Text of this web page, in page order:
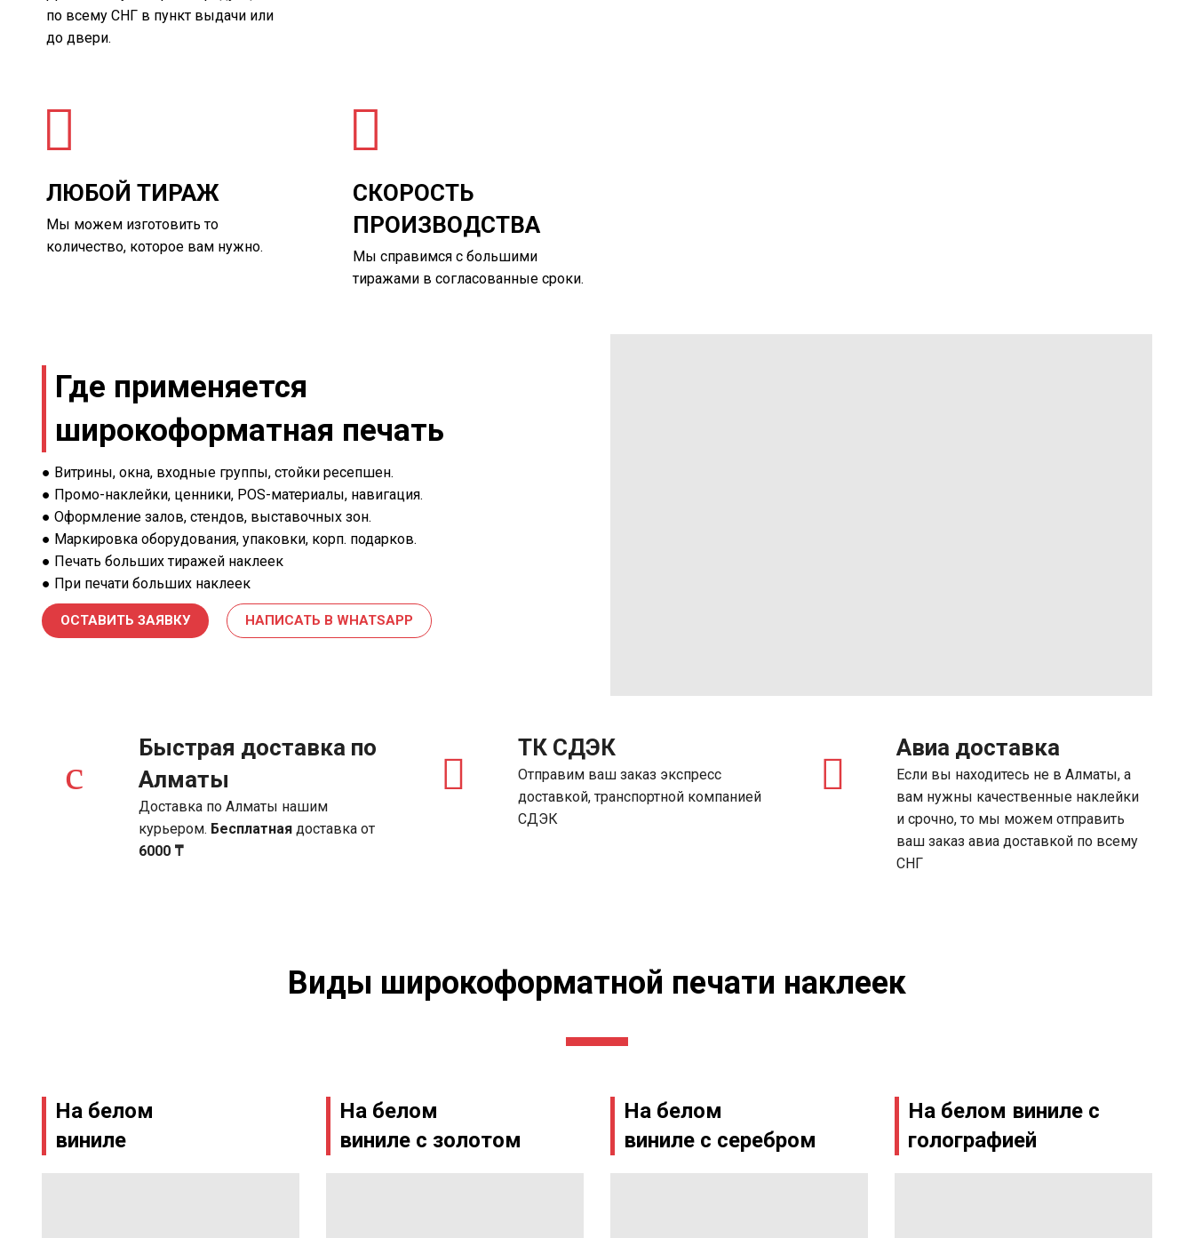
по всему СНГ в пункт выдачи или
до двери.
ЛЮБОЙ ТИРАЖ
Мы можем изготовить то
количество, которое вам нужно.
СКОРОСТЬ
ПРОИЗВОДСТВА
Мы справимся с большими
тиражами в согласованные сроки.
Где применяется
широкоформатная печать
● Витрины, окна, входные группы, стойки ресепшен.
● Промо-наклейки, ценники, POS-материалы, навигация.
● Оформление залов, стендов, выставочных зон.
● Маркировка оборудования, упаковки, корп. подарков.
● Печать больших тиражей наклеек
● При печати больших наклеек
ОСТАВИТЬ ЗАЯВКУ НАПИСАТЬ В WHATSAPP
Быстрая доставка по
Алматы
Доставка по Алматы нашим
курьером. Бесплатная доставка от
6000 ₸
ТК СДЭК
Отправим ваш заказ экспресс
доставкой, транспортной компанией
СДЭК
Авиа доставка
Если вы находитесь не в Алматы, а
вам нужны качественные наклейки
и срочно, то мы можем отправить
ваш заказ авиа доставкой по всему
СНГ
Виды широкоформатной печати наклеек
На белом
виниле
На белом
виниле с золотом
На белом
виниле с серебром
На белом виниле с
голографией